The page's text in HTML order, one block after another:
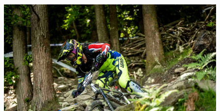
Cookies management
panel
By allowing these third party services, you accept their
cookies and the use of tracking technologies necessary for
their proper functioning.
Privacy policy